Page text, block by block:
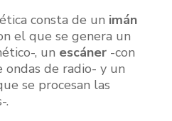
consta de un imán
el que se genera un
, un escáner-con
de radio- y un
se procesan las
.